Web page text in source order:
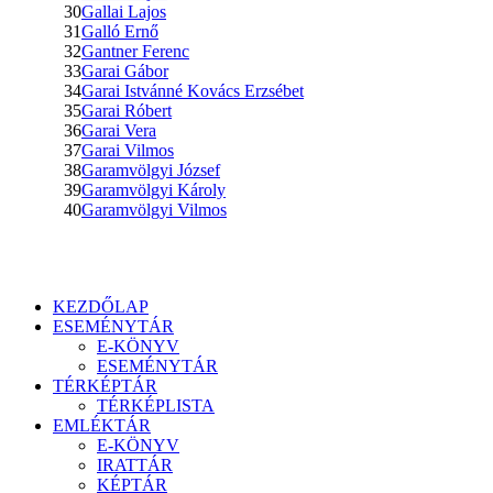
30Gallai Lajos
31Galló Ernő
32Gantner Ferenc
33Garai Gábor
34Garai Istvánné Kovács Erzsébet
35Garai Róbert
36Garai Vera
37Garai Vilmos
38Garamvölgyi József
39Garamvölgyi Károly
40Garamvölgyi Vilmos
KEZDŐLAP
ESEMÉNYTÁR
E-KÖNYV
ESEMÉNYTÁR
TÉRKÉPTÁR
TÉRKÉPLISTA
EMLÉKTÁR
E-KÖNYV
IRATTÁR
KÉPTÁR